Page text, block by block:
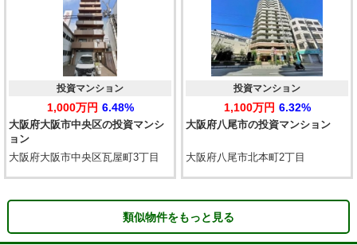
大阪府大阪市中央区の投資マンシ
ョン
投資マンション
1,000万円 6.48%
大阪府大阪市中央区瓦屋町3丁目
大阪府八尾市の投資マンション
投資マンション
1,100万円 6.32%
大阪府八尾市北本町2丁目
類似物件をもっと見る